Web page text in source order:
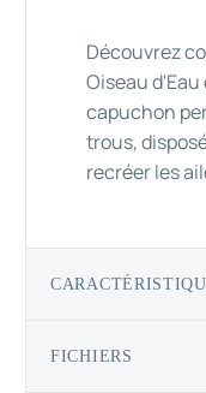
Découvrez
Oiseau
capuchon
trous,
recréer les
FICHIERS